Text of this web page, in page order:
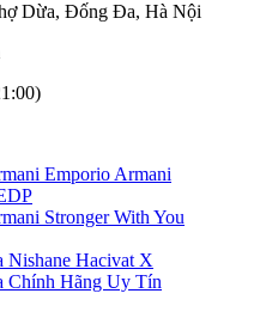
Dừa, Đống Đa, Hà Nội
Emporio Armani
Stronger With You
Nishane Hacivat X
Chính Hãng Uy Tín